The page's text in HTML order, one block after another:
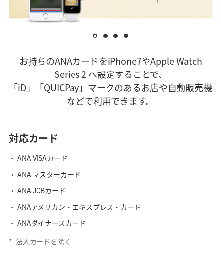
お持ちのANAカードをiPhone7やApple Watch
Series 2 へ設定することで、
「iD」「QUICPay」マークのあるお店や自動販売機
などで利用できます。
対応カード
ANA VISAカード
ANA マスターカード
ANA JCBカード
ANAアメリカン・エキスプレス・カード
ANAダイナースカード
* 法人カードを除く